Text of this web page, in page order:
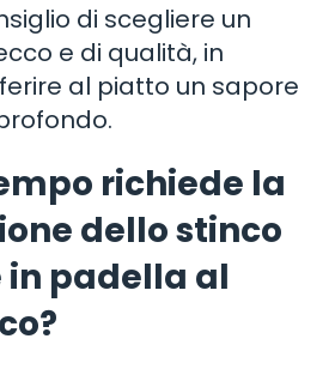
di scegliere un
e di qualità, in
al piatto un sapore
richiede la
dello stinco
padella al